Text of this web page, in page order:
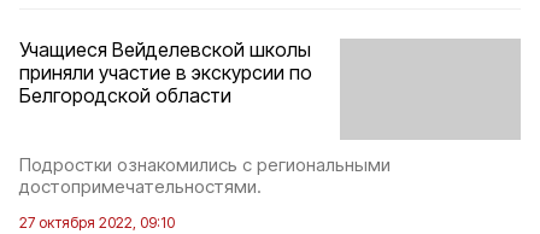
Учащиеся Вейделевской школы
приняли участие в экскурсии по
Белгородской области
Подростки ознакомились с региональными
достопримечательностями.
27 октября 2022, 09:10